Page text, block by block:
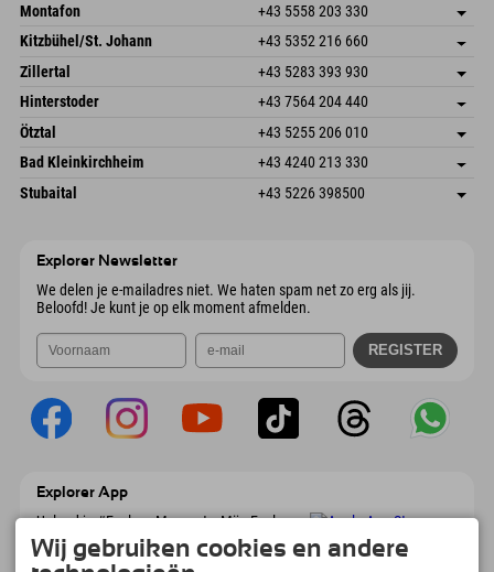
Montafon +43 5558 203 330
Dorfstr. 127b
6793 Gaschurn/Montafon
Oostenrijk
Adres opslaan
Booking
Kitzbühel/St. Johann +43 5352 216 660
Speckbacherstraße 87
6380 St. Johann in Tirol
Oostenrijk
Adres opslaan
Aankomstinformatie
Booking
Zillertal +43 5283 393 930
Schmiedau 2
Oostenrijk
Adres opslaan
Booking
Hinterstoder +43 7564 204 440
Freizeitpark 10
4573 Hinterstoder
Oostenrijk
Adres opslaan
Aankomstinformatie
Booking
Ötztal +43 5255 206 010
Gscheat 14
Oostenrijk
Adres opslaan
Booking
Bad Kleinkirchheim +43 4240 213 330
Dorfstraße 24
9546 Bad Kleinkirchheim
Adres opslaan
Aankomstinformatie
Stubaital +43 5226 398500
Explorer Newsletter
We delen je e-mailadres niet. We haten spam net zo erg als jij.
Beloofd! Je kunt je op elk moment afmelden.
Explorer App
Upload je #ExplorerMoments, Mijn Explorer
To Go met een boekingsoverzicht, bucketlist,
restaurantoverzicht en nog veel meer.
Wij gebruiken cookies en andere